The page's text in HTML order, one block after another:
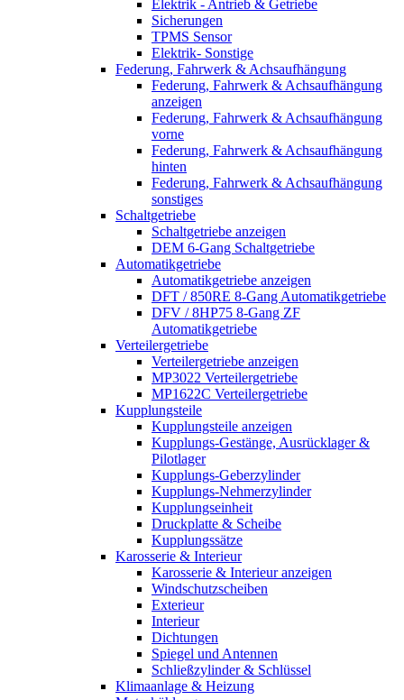
Elektrik - Antrieb & Getriebe
Sicherungen
TPMS Sensor
Elektrik- Sonstige
Federung, Fahrwerk & Achsaufhängung
Federung, Fahrwerk & Achsaufhängung
anzeigen
Federung, Fahrwerk & Achsaufhängung
vorne
Federung, Fahrwerk & Achsaufhängung
hinten
Federung, Fahrwerk & Achsaufhängung
sonstiges
Schaltgetriebe
Schaltgetriebe anzeigen
DEM 6-Gang Schaltgetriebe
Automatikgetriebe
Automatikgetriebe anzeigen
DFT / 850RE 8-Gang Automatikgetriebe
DFV / 8HP75 8-Gang ZF
Automatikgetriebe
Verteilergetriebe
Verteilergetriebe anzeigen
MP3022 Verteilergetriebe
MP1622C Verteilergetriebe
Kupplungsteile
Kupplungsteile anzeigen
Kupplungs-Gestänge, Ausrücklager &
Pilotlager
Kupplungs-Geberzylinder
Kupplungs-Nehmerzylinder
Kupplungseinheit
Druckplatte & Scheibe
Kupplungssätze
Karosserie & Interieur
Karosserie & Interieur anzeigen
Windschutzscheiben
Exterieur
Interieur
Dichtungen
Spiegel und Antennen
Schließzylinder & Schlüssel
Klimaanlage & Heizung